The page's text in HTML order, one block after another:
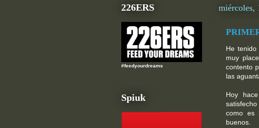
miércoles,
He
muy
contento
las
Hoy
como es
buenos.
226ERS
#feedyourdreams
Spiuk